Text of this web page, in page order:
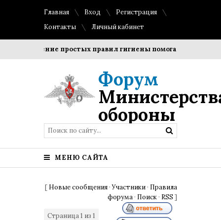
Главная Вход
Регистрация
Контакты
Личный кабинет
Соблюдение простых правил гигиены помогает
Форум
обороны
МЕНЮ САЙТА
[ Новые сообщения ·Участники · Правила
форума · Поиск · RSS ]
Страница1 из 1